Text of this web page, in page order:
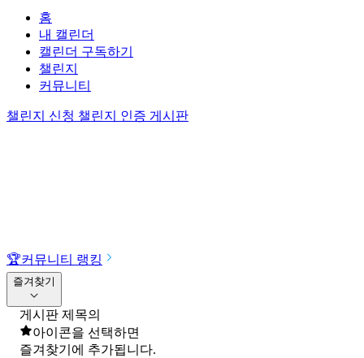
홈
내 캘린더
캘린더 구독하기
챌린지
커뮤니티
챌린지 신청 챌린지 인증 게시판
🏆커뮤니티 랭킹
즐겨찾기
게시판 제목의
아이콘을 선택하면
즐겨찾기에 추가됩니다.